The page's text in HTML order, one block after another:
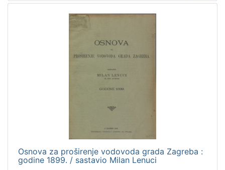
Osnova za proširenje vodovoda grada Zagreba :
godine 1899. / sastavio Milan Lenuci